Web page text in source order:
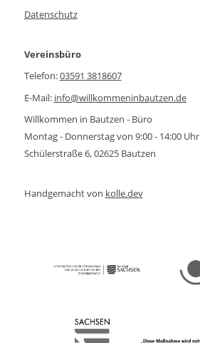
Datenschutz
Vereinsbüro
Telefon:03591 3818607
E-Mail: info@willkommeninbautzen.de
Willkommen in Bautzen - Büro
Montag - Donnerstag von 9:00 - 14:00 Uhr
Schülerstraße 6, 02625 Bautzen
Handgemacht von kolle.dev